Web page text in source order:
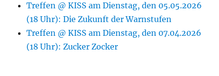
Treffen @ KISS am Dienstag, den 05.05.2026
(18 Uhr): Die Zukunft der Warnstufen
Treffen @ KISS am Dienstag, den 07.04.2026
(18 Uhr): Zucker Zocker